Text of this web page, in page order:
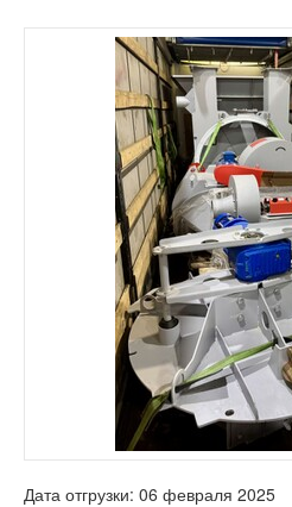
Дата отгрузки: 06 февраля 2025